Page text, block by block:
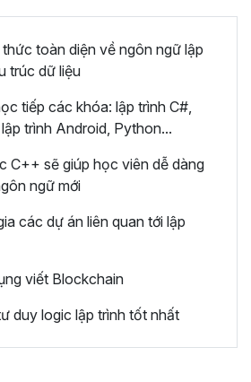
toàn diện về ngôn ngữ lập
trúc dữ liệu
tiếp các khóa: lập trình C#,
trình Android, Python...
C++ sẽ giúp học viên dễ dàng
ngữ mới
các dự án liên quan tới lập
viết Blockchain
duy logic lập trình tốt nhất